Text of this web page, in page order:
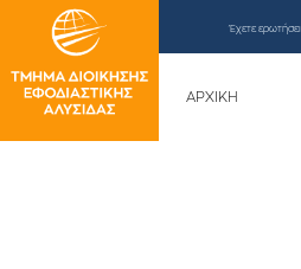
Έχετε
ΑΡΧΙΚΗ